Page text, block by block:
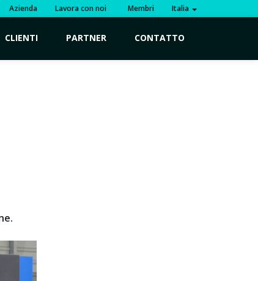
Azienda Lavora con noi Membri Italia
CLIENTI PARTNER CONTATTO